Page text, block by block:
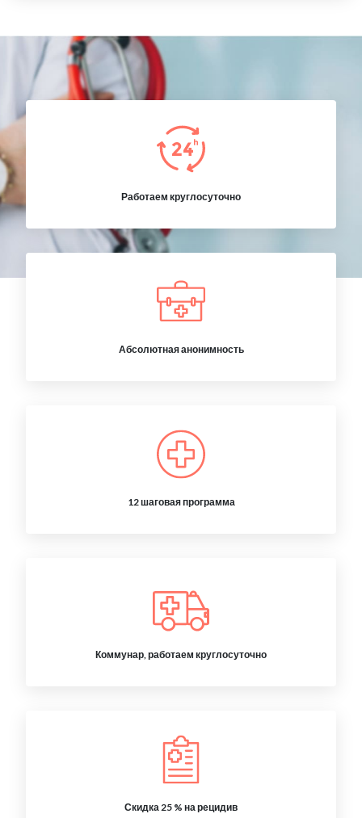
Работаем круглосуточно
Абсолютная анонимность
12 шаговая программа
Коммунар, работаем круглосуточно
Скидка 25 % на рецидив